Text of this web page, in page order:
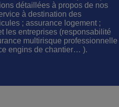
détaillées à propos de nos
à destination des
; assurance logement ;
les entreprises (responsabilité
multirisque professionnelle
engins de chantier… ).